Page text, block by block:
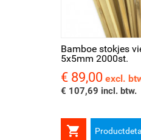
Bamboe stokjes
5x5mm 2000st.
Prijs
€ 89,00 excl.
€ 107,69 incl. btw.
